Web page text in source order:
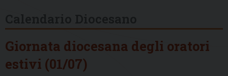
Giornata diocesana degli oratori
estivi (01/07)